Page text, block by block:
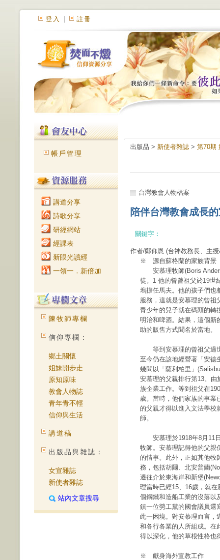
登入 註冊
帳戶管理
講道分享
詩歌分享
研經網站
經課表
新眼光讀經
一領一．新倍加
陳牧師專欄
信仰專欄：
鄉土關懷
姐妹開步走
原知原味
教會人物誌
青年青不輕
信仰與生活
講道稿
出版品與雜誌：
女宣雜誌
新使者雜誌
站內文章搜尋
出版品 > 新使者雜誌 > 第70期
台灣教會人物檔案
陪伴台灣教會成長
關鍵字：
作者/鄭仰恩 (台神教務長、主
※ 源自蘇格蘭的家族背景
安慕理牧師(Boris
徒。1 他的曾曾祖父於19世
塢擔任馬夫。他的孩子們也
服務，這就是安慕理的曾祖
青少年的兒子就在碼頭的轉
明治和啤酒。結果，這個新
助的販售方式聞名於當地。
等到安慕理的曾祖父過世
至今仍在該地經營著「安德
幾間以「薩利柏里」
安慕理的父親排行第13。
族企業工作。等到祖父在
歲。當時，他們家族的事業
的父親才得以進入文法學校
師。
安慕理於1918年8月11日
牧師。安慕理記得他的父親
的情事。此外，正如其他牧
務，包括胡爾、北安普蘭
遷往介於東海岸和新堡
理當時已經15、16歲，就
個鋼鐵和造船工業的沒落以
鎮一位勞工黨的國會議員還
此一困境。對安慕理而言，
和各行各業的人所組成。在
得以深化，他的草根性格也
※ 獻身海外宣教工作